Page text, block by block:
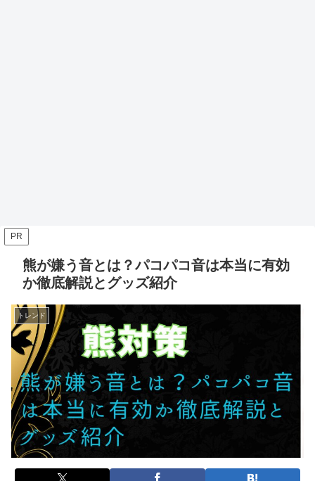
PR
熊が嫌う音とは？パコパコ音は本当に有効
か徹底解説とグッズ紹介
トレンド